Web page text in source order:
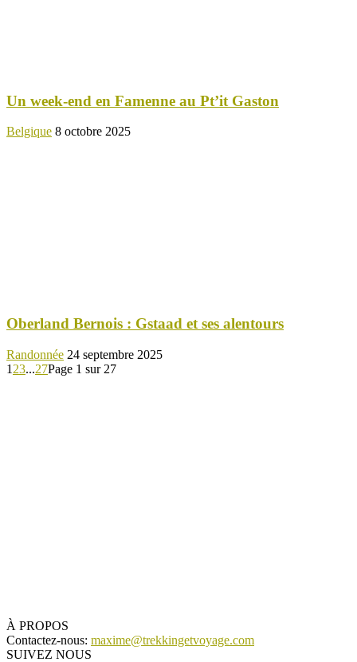
Un week-end en Famenne au Pt’it Gaston
Belgique 8 octobre 2025
Oberland Bernois : Gstaad et ses alentours
Randonnée 24 septembre 2025
1 23...27Page 1 sur 27
À PROPOS
Contactez-nous: maxime@trekkingetvoyage.com
SUIVEZ NOUS